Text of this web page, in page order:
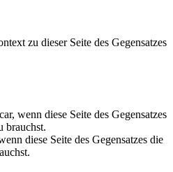
zu dieser Seite des Gegensatzes
wenn diese Seite des Gegensatzes
brauchst.
diese Seite des Gegensatzes die